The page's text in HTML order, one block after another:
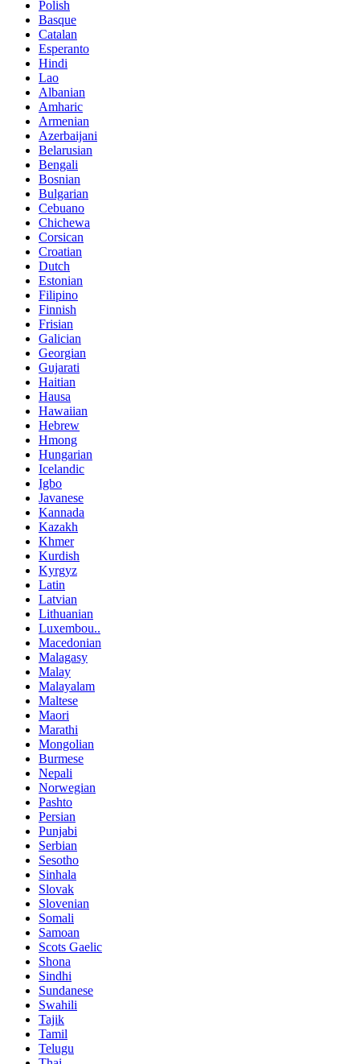
Polish
Basque
Catalan
Esperanto
Hindi
Lao
Albanian
Amharic
Armenian
Azerbaijani
Belarusian
Bengali
Bosnian
Bulgarian
Cebuano
Chichewa
Corsican
Croatian
Dutch
Estonian
Filipino
Finnish
Frisian
Galician
Georgian
Gujarati
Haitian
Hausa
Hawaiian
Hebrew
Hmong
Hungarian
Icelandic
Igbo
Javanese
Kannada
Kazakh
Khmer
Kurdish
Kyrgyz
Latin
Latvian
Lithuanian
Luxembou..
Macedonian
Malagasy
Malay
Malayalam
Maltese
Maori
Marathi
Mongolian
Burmese
Nepali
Norwegian
Pashto
Persian
Punjabi
Serbian
Sesotho
Sinhala
Slovak
Slovenian
Somali
Samoan
Scots Gaelic
Shona
Sindhi
Sundanese
Swahili
Tajik
Tamil
Telugu